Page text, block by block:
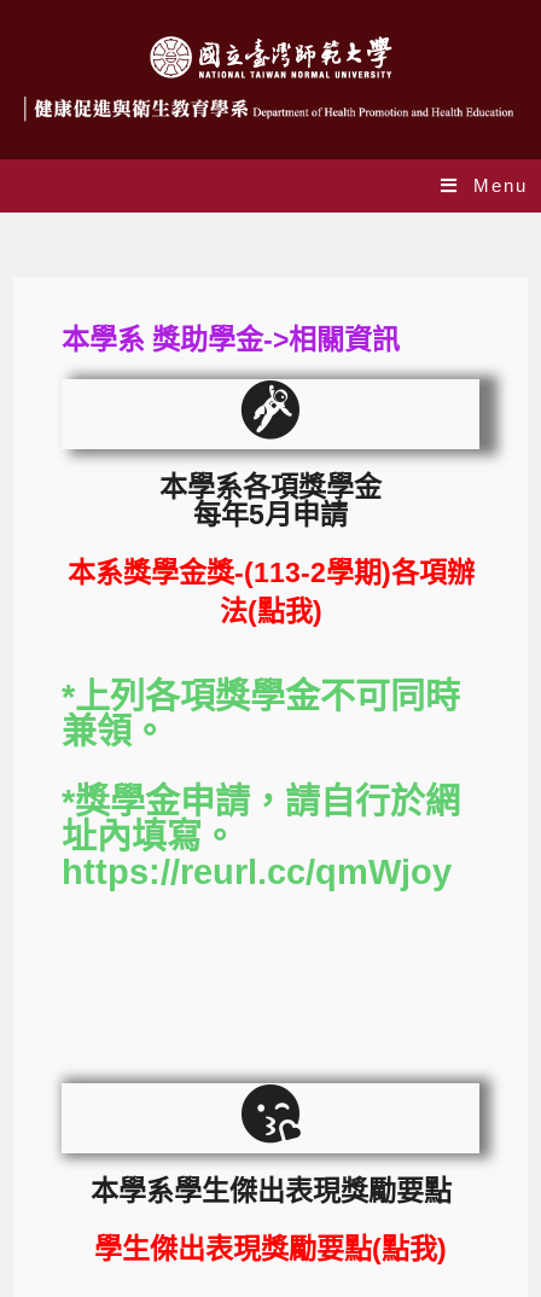
Menu
本學系 獎助學金->相關資訊
本學系各項獎學金
每年5月申請
本系獎學金獎-(113-2學期)各項辦
法(點我)
*上列各項獎學金不可同時
兼領。
*獎學金申請，請自行於網
址內填寫。
https://reurl.cc/qmWjoy
本學系學生傑出表現獎勵要點
學生傑出表現獎勵要點(點我)